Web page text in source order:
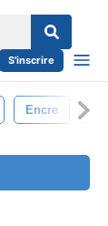
S'inscrire
Encre